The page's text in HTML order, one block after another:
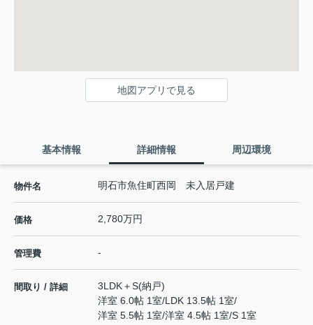
地図アプリで見る
基本情報 詳細情報 周辺環境
物件名 明石市魚住町西岡 未入居戸建
価格 2,780万円
管理費 -
間取り / 詳細
3LDK＋S(納戸)
洋室 6.0帖 1室/LDK 13.5帖 1室/
洋室 5.5帖 1室/洋室 4.5帖 1室/S 1室